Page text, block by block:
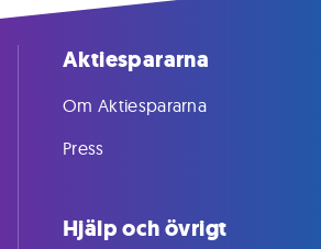
Aktiespararna
Om Aktiespararna
Press
Hjälp och övrigt